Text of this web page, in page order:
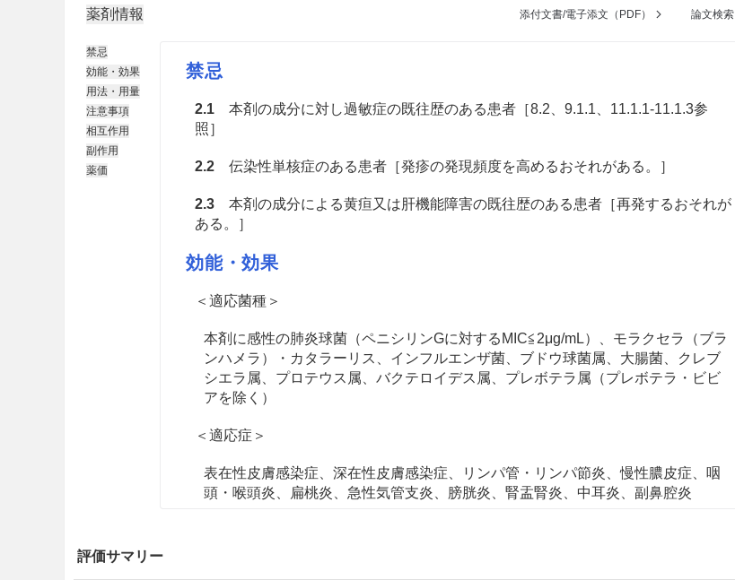
薬剤情報 添付文書/電子添文（PDF） 論文検索
禁忌
効能・効果
用法・用量
注意事項
相互作用
副作用
薬価
禁忌
2.1本剤の成分に対し過敏症の既往歴のある患者［8.2、9.1.1、11.1.1-11.1.3参
照］
2.2伝染性単核症のある患者［発疹の発現頻度を高めるおそれがある。］
2.3本剤の成分による黄疸又は肝機能障害の既往歴のある患者［再発するおそれが
ある。］
効能・効果
＜適応菌種＞
本剤に感性の肺炎球菌（ペニシリンGに対するMIC≦2μg/mL）、モラクセラ（ブラ
ンハメラ）・カタラーリス、インフルエンザ菌、ブドウ球菌属、大腸菌、クレブ
シエラ属、プロテウス属、バクテロイデス属、プレボテラ属（プレボテラ・ビビ
アを除く）
＜適応症＞
表在性皮膚感染症、深在性皮膚感染症、リンパ管・リンパ節炎、慢性膿皮症、咽
頭・喉頭炎、扁桃炎、急性気管支炎、膀胱炎、腎盂腎炎、中耳炎、副鼻腔炎
評価サマリー